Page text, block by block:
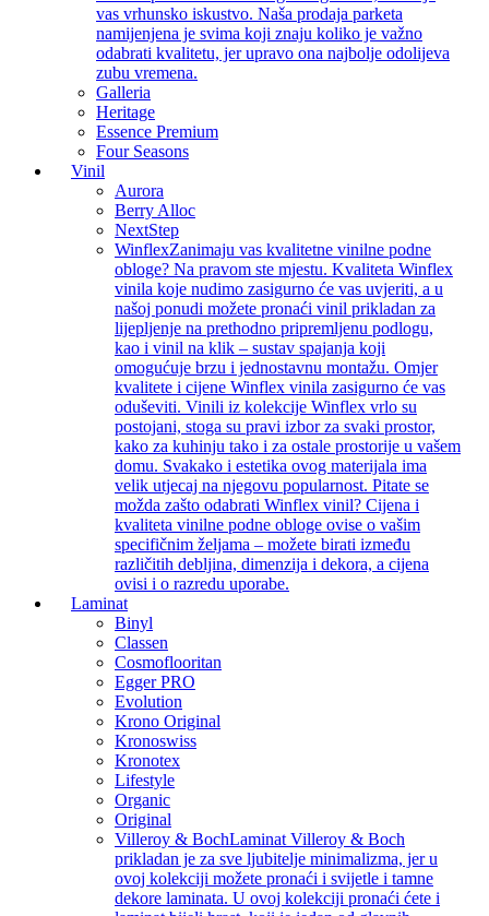
vas vrhunsko iskustvo. Naša prodaja parketa
namijenjena je svima koji znaju koliko je važno
odabrati kvalitetu, jer upravo ona najbolje odolijeva
zubu vremena.
Galleria
Heritage
Essence Premium
Four Seasons
Vinil
Aurora
Berry Alloc
NextStep
WinflexZanimaju vas kvalitetne vinilne podne
obloge? Na pravom ste mjestu. Kvaliteta Winflex
vinila koje nudimo zasigurno će vas uvjeriti, a u
našoj ponudi možete pronaći vinil prikladan za
lijepljenje na prethodno pripremljenu podlogu,
kao i vinil na klik – sustav spajanja koji
omogućuje brzu i jednostavnu montažu. Omjer
kvalitete i cijene Winflex vinila zasigurno će vas
oduševiti. Vinili iz kolekcije Winflex vrlo su
postojani, stoga su pravi izbor za svaki prostor,
kako za kuhinju tako i za ostale prostorije u vašem
domu. Svakako i estetika ovog materijala ima
velik utjecaj na njegovu popularnost. Pitate se
možda zašto odabrati Winflex vinil? Cijena i
kvaliteta vinilne podne obloge ovise o vašim
specifičnim željama – možete birati između
različitih debljina, dimenzija i dekora, a cijena
ovisi i o razredu uporabe.
Laminat
Binyl
Classen
Cosmoflooritan
Egger PRO
Evolution
Krono Original
Kronoswiss
Kronotex
Lifestyle
Organic
Original
Villeroy & BochLaminat Villeroy & Boch
prikladan je za sve ljubitelje minimalizma, jer u
ovoj kolekciji možete pronaći i svijetle i tamne
dekore laminata. U ovoj kolekciji pronaći ćete i